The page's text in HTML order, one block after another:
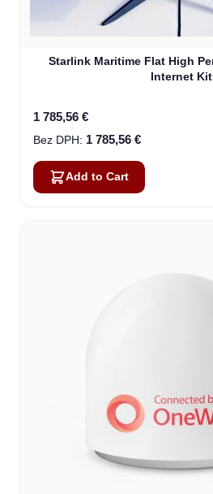
Starlink Maritime Flat High
Internet Kit
1 785,56 €
1 785,56 €
Add to Cart